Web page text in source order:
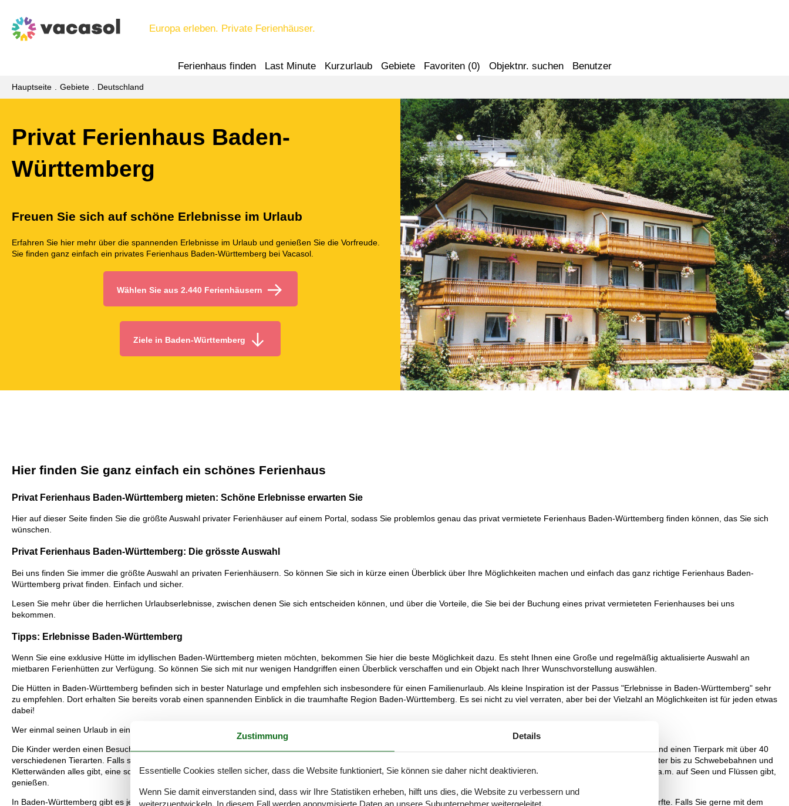
Europa erleben. Private Ferienhäuser.
Ferienhaus finden Last Minute Kurzurlaub Gebiete Favoriten (0) Objektnr. suchen Benutzer
Hauptseite Gebiete Deutschland
Privat Ferienhaus Baden-
Württemberg
Freuen Sie sich auf schöne Erlebnisse im Urlaub
Erfahren Sie hier mehr über die spannenden Erlebnisse im Urlaub und genießen Sie die Vorfreude.
Sie finden ganz einfach ein privates Ferienhaus Baden-Württemberg bei Vacasol.
Wählen Sie aus 2.440 Ferienhäusern
Ziele in Baden-Württemberg
Hier finden Sie ganz einfach ein schönes Ferienhaus
Privat Ferienhaus Baden-Württemberg mieten: Schöne Erlebnisse erwarten Sie
Hier auf dieser Seite finden Sie die größte Auswahl privater Ferienhäuser auf einem Portal, sodass Sie problemlos genau das privat vermietete Ferienhaus Baden-Württemberg finden können, das Sie sich
wünschen.
Privat Ferienhaus Baden-Württemberg: Die grösste Auswahl
Bei uns finden Sie immer die größte Auswahl an privaten Ferienhäusern. So können Sie sich in kürze einen Überblick über Ihre Möglichkeiten machen und einfach das ganz richtige Ferienhaus Baden-
Württemberg privat finden. Einfach und sicher.
Lesen Sie mehr über die herrlichen Urlaubserlebnisse, zwischen denen Sie sich entscheiden können, und über die Vorteile, die Sie bei der Buchung eines privat vermieteten Ferienhauses bei uns
bekommen.
Tipps: Erlebnisse Baden-Württemberg
Wenn Sie eine exklusive Hütte im idyllischen Baden-Württemberg mieten möchten, bekommen Sie hier die beste Möglichkeit dazu. Es steht Ihnen eine Große und regelmäßig aktualisierte Auswahl an
mietbaren Ferienhütten zur Verfügung. So können Sie sich mit nur wenigen Handgriffen einen Überblick verschaffen und ein Objekt nach Ihrer Wunschvorstellung auswählen.
Die Hütten in Baden-Württemberg befinden sich in bester Naturlage und empfehlen sich insbesondere für einen Familienurlaub. Als kleine Inspiration ist der Passus "Erlebnisse in Baden-Württemberg" sehr
zu empfehlen. Dort erhalten Sie bereits vorab einen spannenden Einblick in die traumhafte Region Baden-Württemberg. Es sei nicht zu viel verraten, aber bei der Vielzahl an Möglichkeiten ist für jeden etwas
dabei!
Wer einmal seinen Urlaub in einer Hütte in Baden-Württemberg verbracht hat, der wird mit großer Wahrscheinlichkeit wiederkommen.
Die Kinder werden einen Besuch im Erlebnispark Tripsdrill in Cleebronn lieben, der Deutschlands erster Erlebnispark ist. Hier finden Sie mehr als 100 Vergnügungsangebote und einen Tierpark mit über 40
verschiedenen Tierarten. Falls sich das Wetter nicht von seiner besten Seite zeigt, ist der große Indoor-Freizeitpark Sensapolis, wo es von Raumschiffen über ein Wissenscenter bis zu Schwebebahnen und
Kletterwänden alles gibt, eine schöne Alternative. Falls Sie gerne an der frischen Luft aktiv sind, werden Sie die unendlichen Möglichkeiten, die es hier zum Paddeln, Surfen u.a.m. auf Seen und Flüssen gibt,
genießen.
In Baden-Württemberg gibt es jede Menge Schlösser, Museen, Freizeitparks und Tierparks, sodass unabhängig von den Interessen und vom Alter für alle etwas dabei sein dürfte. Falls Sie gerne mit dem
Zustimmung Details
Essentielle Cookies stellen sicher, dass die Website funktioniert, Sie können sie daher nicht deaktivieren.
Wenn Sie damit einverstanden sind, dass wir Ihre Statistiken erheben, hilft uns dies, die Website zu verbessern und
weiterzuentwickeln. In diesem Fall werden anonymisierte Daten an unsere Subunternehmer weitergeleitet.